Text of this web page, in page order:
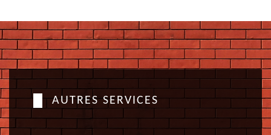
AUTRES SERVICES